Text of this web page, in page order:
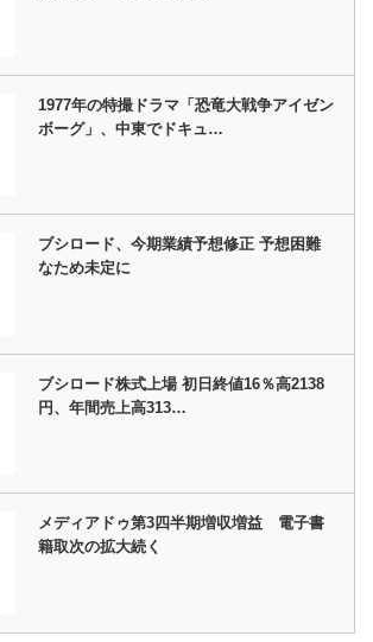
1977年の特撮ドラマ「恐竜大戦争アイゼン
ボーグ」、中東でドキュ…
ブシロード、今期業績予想修正 予想困難
なため未定に
ブシロード株式上場 初日終値16％高2138
円、年間売上高313…
メディアドゥ第3四半期増収増益 電子書
籍取次の拡大続く